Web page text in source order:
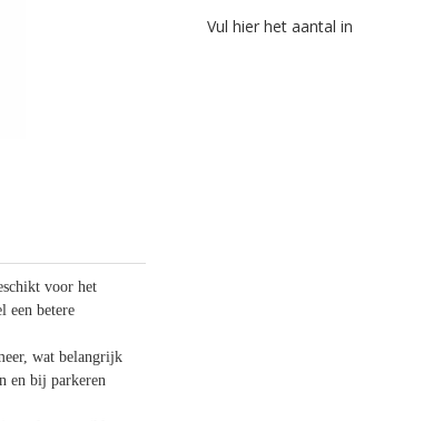
voor het
een betere
wat belangrijk
en bij parkeren
Vul hier het aantal in